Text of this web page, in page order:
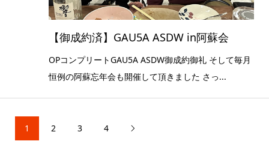
【御成約済】GAU5A ASDW in阿蘇会
OPコンプリートGAU5A ASDW御成約御礼 そして毎月
恒例の阿蘇忘年会も開催して頂きました さっ...
1 2 3 4 